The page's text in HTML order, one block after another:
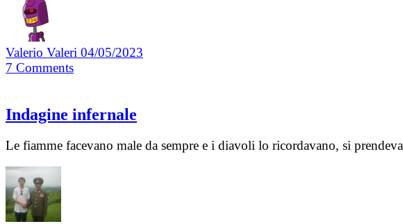
Valerio Valeri 04/05/2023
7 Comments
Indagine infernale
Le fiamme facevano male da sempre e i diavoli lo ricordavano, si